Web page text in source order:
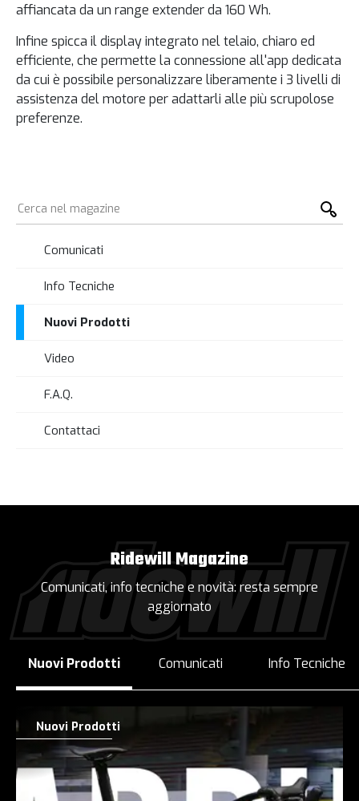
affiancata da un range extender da 160 Wh.
Infine spicca il display integrato nel telaio, chiaro ed
efficiente, che permette la connessione all'app dedicata
da cui è possibile personalizzare liberamente i 3 livelli di
assistenza del motore per adattarli alle più scrupolose
preferenze.
Comunicati
Info Tecniche
Nuovi Prodotti
Video
F.A.Q.
Contattaci
Ridewill Magazine
Comunicati, info tecniche e novità: resta sempre
aggiornato
Nuovi Prodotti Comunicati Info Tecniche
Nuovi Prodotti